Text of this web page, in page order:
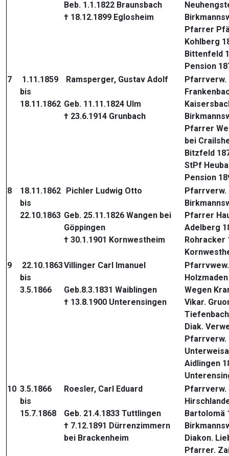
Beb. 1.1.1822 Braunsbach
† 18.12.1899 Eglosheim
Pfarrer
Kohlberg
Bittenfeld
Pension
7
1.11.1859
bis
18.11.1862
Ramsperger, Gustav Adolf
Geb. 11.11.1824 Ulm
† 23.6.1914 Grunbach
Pfarrverw.
Pfarrer
bei
Bitzfeld
StPf
Pension
8
18.11.1862
bis
22.10.1863
Pichler Ludwig Otto
Geb. 25.11.1826 Wangen bei
Göppingen
† 30.1.1901 Kornwestheim
Pfarrverw.
Pfarrer
Adelberg
Rohracker
9
22.10.1863
bis
3.5.1866
Villinger Carl Imanuel
Geb.8.3.1831 Waiblingen
† 13.8.1900 Unterensingen
Wegen
Vikar.
Diak.
Pfarrverw.
Aidlingen
10 3.5.1866
bis
15.7.1868
Roesler, Carl Eduard
Geb. 21.4.1833 Tuttlingen
† 7.12.1891 Dürrenzimmern
bei Brackenheim
Pfarrverw.
Bartolomä
Diakon.
Pfarrer.